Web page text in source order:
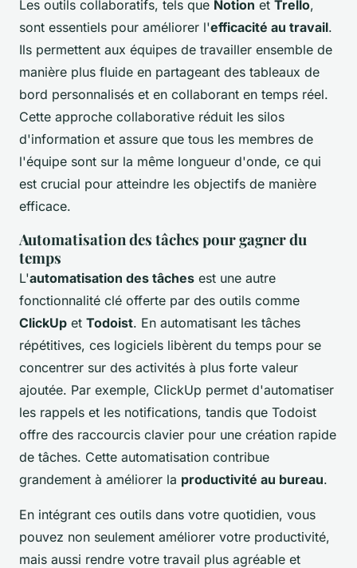
Les outils collaboratifs, tels que Notion et Trello,
sont essentiels pour améliorer l'efficacité au travail.
Ils permettent aux équipes de travailler ensemble de
manière plus fluide en partageant des tableaux de
bord personnalisés et en collaborant en temps réel.
Cette approche collaborative réduit les silos
d'information et assure que tous les membres de
l'équipe sont sur la même longueur d'onde, ce qui
est crucial pour atteindre les objectifs de manière
efficace.
Automatisation des tâches pour gagner du
temps
L'automatisation des tâches est une autre
fonctionnalité clé offerte par des outils comme
ClickUp et Todoist. En automatisant les tâches
répétitives, ces logiciels libèrent du temps pour se
concentrer sur des activités à plus forte valeur
ajoutée. Par exemple, ClickUp permet d'automatiser
les rappels et les notifications, tandis que Todoist
offre des raccourcis clavier pour une création rapide
de tâches. Cette automatisation contribue
grandement à améliorer la productivité au bureau.
En intégrant ces outils dans votre quotidien, vous
pouvez non seulement améliorer votre productivité,
mais aussi rendre votre travail plus agréable et